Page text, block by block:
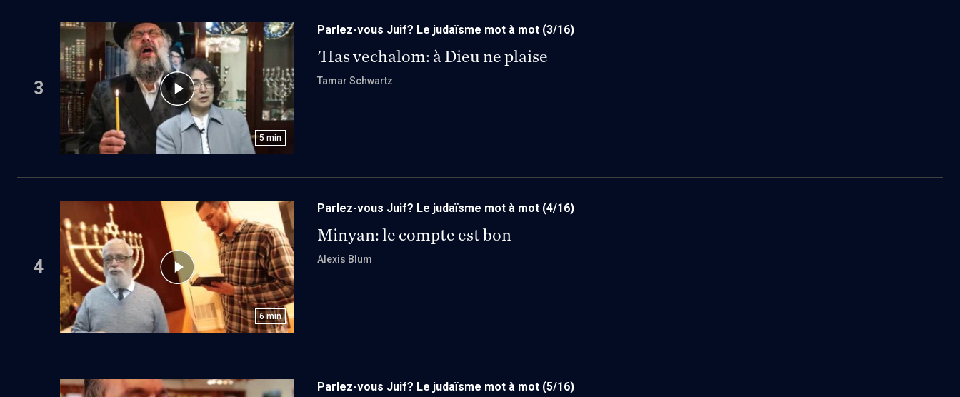
3
5 min
Parlez-vous Juif? Le judaïsme mot à mot (3/16)
'Has vechalom: à Dieu ne plaise
Tamar Schwartz
4
6 min
Parlez-vous Juif? Le judaïsme mot à mot (4/16)
Minyan: le compte est bon
Alexis Blum
Parlez-vous Juif? Le judaïsme mot à mot (5/16)